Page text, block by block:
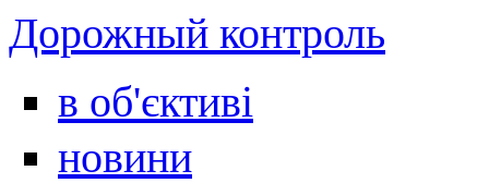
Дорожный контроль
в об'єктиві
новини